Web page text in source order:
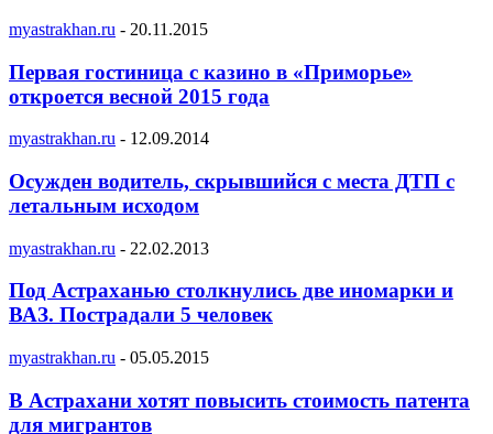
myastrakhan.ru - 20.11.2015
Первая гостиница с казино в «Приморье»
откроется весной 2015 года
myastrakhan.ru - 12.09.2014
Осужден водитель, скрывшийся с места ДТП с
летальным исходом
myastrakhan.ru - 22.02.2013
Под Астраханью столкнулись две иномарки и
ВАЗ. Пострадали 5 человек
myastrakhan.ru - 05.05.2015
В Астрахани хотят повысить стоимость патента
для мигрантов